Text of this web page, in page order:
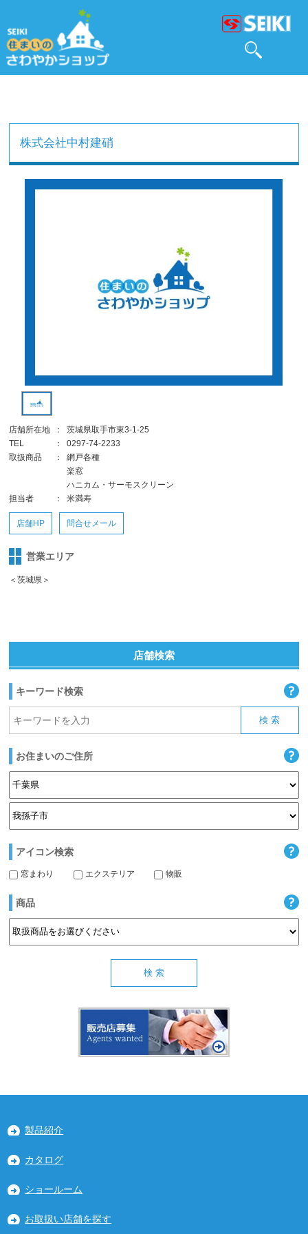
株式会社中村建硝
店舗所在地 ：
茨城県取手市東3-1-25
TEL
：
0297-74-2233
取扱商品
：
網戸各種
楽窓
ハニカム・サーモスクリーン
担当者
： 米満寿
店舗HP 問合せメール
営業エリア
＜茨城県＞
店舗検索
キーワード検索
お住まいのご住所
アイコン検索
窓まわり エクステリア 物販
商品
製品紹介
カタログ
ショールーム
お取扱い店舗を探す